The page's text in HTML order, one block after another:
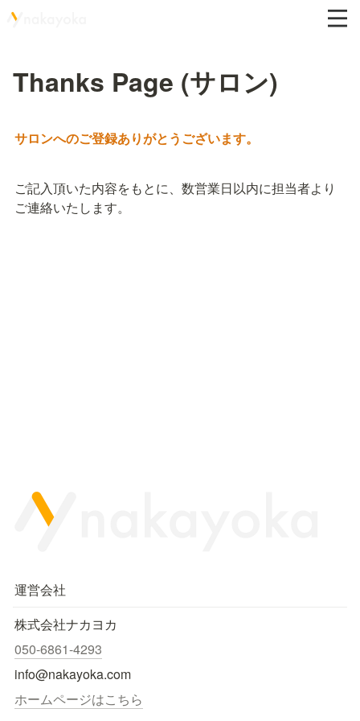
Thanks Page (サロン)
サロンへのご登録ありがとうございます。
ご記入頂いた内容をもとに、数営業日以内に担当者より
ご連絡いたします。
運営会社
株式会社ナカヨカ
050-6861-4293
info@nakayoka.com
ホームページはこちら